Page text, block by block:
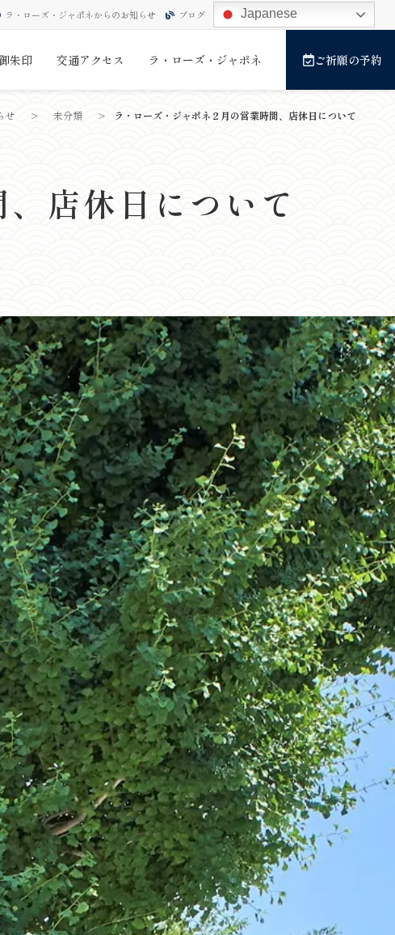
ラ・ローズ・ジャポネからのお知らせ ブログ Japanese
御朱印 交通アクセス ラ・ローズ・ジャポネ ご祈願の予約
店休日について
せ > 未分類 > ラ・ローズ・ジャポネ２月の営業時間、店休日について